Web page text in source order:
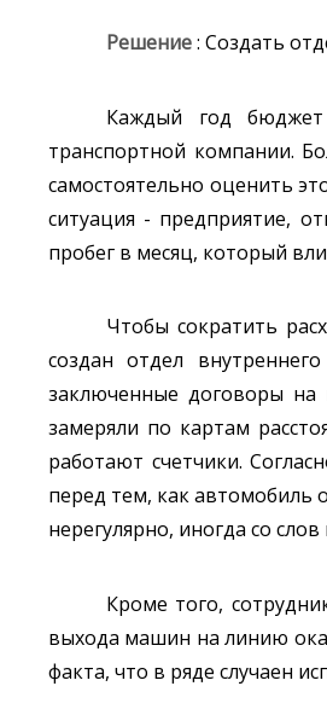
Решение: Создать
Каждый год
транспортной компании.
самостоятельно оценить
ситуация - предприятие,
пробег в месяц, который
Чтобы сократить
создан отдел
заключенные договоры на
замеряли по картам
работают счетчики.
перед тем, как автомобиль
нерегулярно, иногда со
Кроме того,
выхода машин на линию
факта, что в ряде случаен